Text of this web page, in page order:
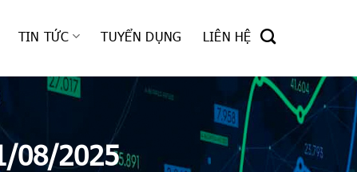
TIN TỨC TUYỂN DỤNG LIÊN HỆ
08/2025